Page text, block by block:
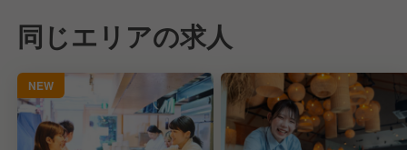
同じエリアの求人
NEW